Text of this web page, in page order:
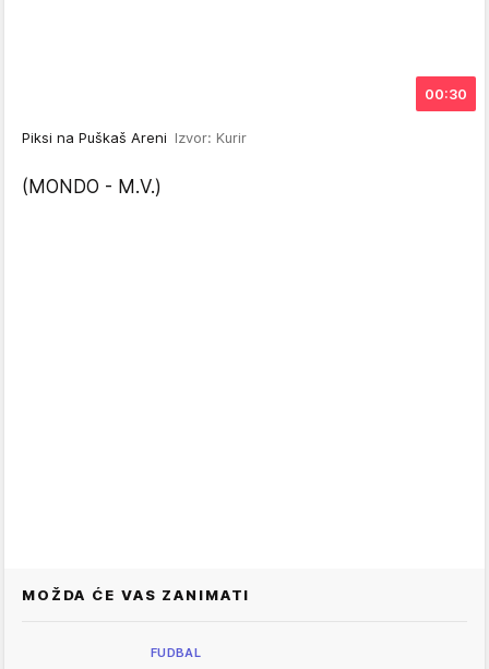
00:30
Piksi na Puškaš Areni Izvor: Kurir
(MONDO - M.V.)
MOŽDA ĆE VAS ZANIMATI
FUDBAL